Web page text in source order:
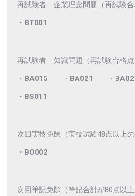
再試験者 企業理念問題（再試験合
・BT001
再試験者 知識問題（再試験合格点
・BA015 ・BA021 ・
・BS011
次回実技免除（実技試験48点以上の
・BO002
次回筆記免除（筆記合計が80点以